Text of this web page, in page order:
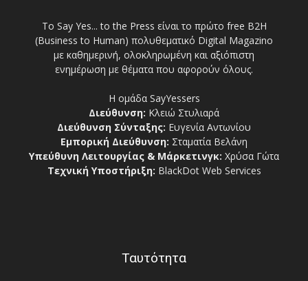
Το Say Yes... to the Press είναι το πρώτο free Β2Η
(Business to Human) πολυθεματικό Digital Magazino
με καθημερινή, ολοκληρωμένη και αξιόπιστη
ενημέρωση με θέματα που αφορούν όλους.
Η ομάδα SayYessers
Διεύθυνση: Κλειώ Στυλιαρά
Διεύθυνση Σύνταξης: Ευγενία Αντωνίου
Εμπορική Διεύθυνση: Σταματία Βελάνη
Υπεύθυνη Λειτουργίας & Μάρκετινγκ: Χρύσα Γώτα
Τεχνική Υποστήριξη: BlackDot Web Services
Ταυτότητα